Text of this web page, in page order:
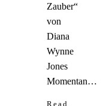
Zauber“
von
Diana
Wynne
Jones
Momentan…
Read